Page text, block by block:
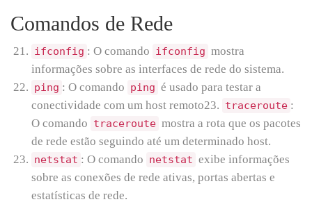
Comandos de Rede
ifconfig : O comando ifconfig mostra
informações sobre as interfaces de rede do sistema.
ping : O comando ping é usado para testar a
conectividade com um host remoto23. traceroute :
O comando traceroute mostra a rota que os pacotes
de rede estão seguindo até um determinado host.
netstat : O comando netstat exibe informações
sobre as conexões de rede ativas, portas abertas e
estatísticas de rede.